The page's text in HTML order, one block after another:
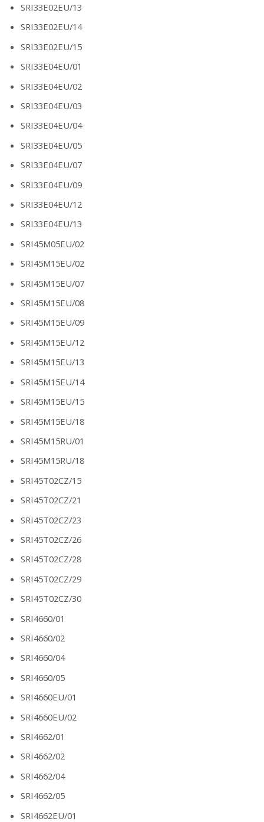
SRI33E02EU/13
SRI33E02EU/14
SRI33E02EU/15
SRI33E04EU/01
SRI33E04EU/02
SRI33E04EU/03
SRI33E04EU/04
SRI33E04EU/05
SRI33E04EU/07
SRI33E04EU/09
SRI33E04EU/12
SRI33E04EU/13
SRI45M05EU/02
SRI45M15EU/02
SRI45M15EU/07
SRI45M15EU/08
SRI45M15EU/09
SRI45M15EU/12
SRI45M15EU/13
SRI45M15EU/14
SRI45M15EU/15
SRI45M15EU/18
SRI45M15RU/01
SRI45M15RU/18
SRI45T02CZ/15
SRI45T02CZ/21
SRI45T02CZ/23
SRI45T02CZ/26
SRI45T02CZ/28
SRI45T02CZ/29
SRI45T02CZ/30
SRI4660/01
SRI4660/02
SRI4660/04
SRI4660/05
SRI4660EU/01
SRI4660EU/02
SRI4662/01
SRI4662/02
SRI4662/04
SRI4662/05
SRI4662EU/01